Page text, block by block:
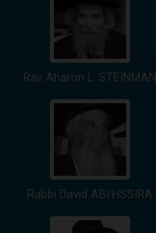
Rav Aharon L. STEINMAN
Rabbi David ABI'HSSIRA